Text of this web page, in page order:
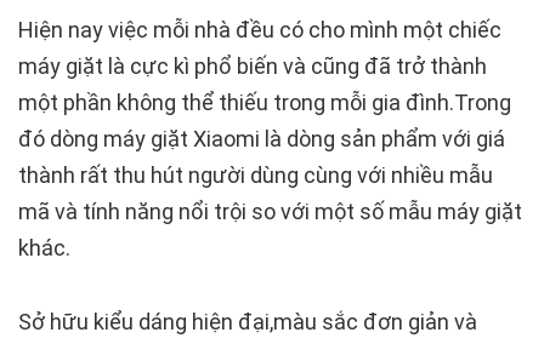
Hiện nay việc mỗi nhà đều có cho mình một chiếc
máy giặt là cực kì phổ biến và cũng đã trở thành
một phần không thể thiếu trong mỗi gia đình.Trong
đó dòng máy giặt Xiaomi là dòng sản phẩm với giá
thành rất thu hút người dùng cùng với nhiều mẫu
mã và tính năng nổi trội so với một số mẫu máy giặt
khác.
Sở hữu kiểu dáng hiện đại,màu sắc đơn giản và